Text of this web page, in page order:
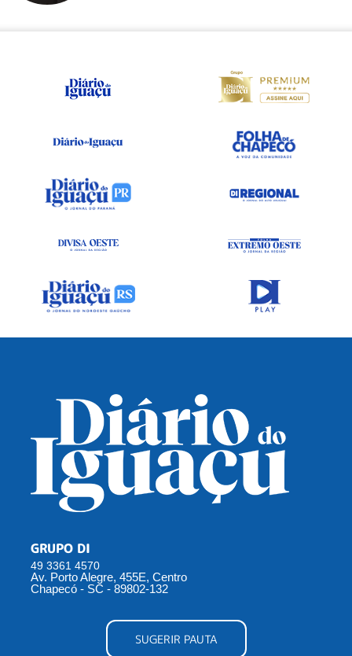
GRUPO DI
49 3361 4570
Av. Porto Alegre, 455E, Centro
Chapecó - SC - 89802-132
SUGERIR PAUTA